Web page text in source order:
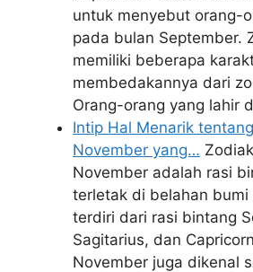
untuk menyebut orang-
pada bulan September.
memiliki beberapa
membedakannya dari
Orang-orang yang lahir
Intip Hal Menarik
November yang…
November adalah rasi
terletak di belahan bumi
terdiri dari rasi bintang
Sagitarius, dan
November juga dikenal